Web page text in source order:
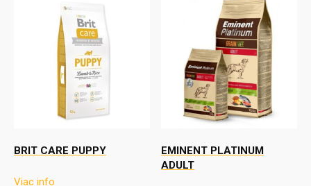
BRIT CARE PUPPY
Viac info
EMINENT PLATINUM
ADULT